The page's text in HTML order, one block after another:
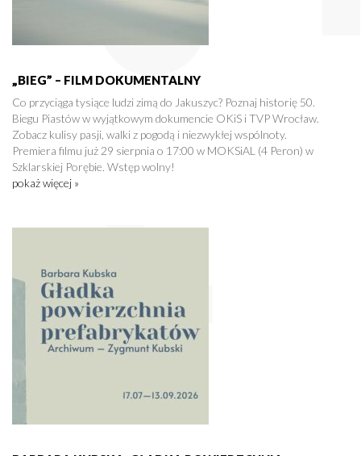
„BIEG” – FILM DOKUMENTALNY
Co przyciąga tysiące ludzi zimą do Jakuszyc? Poznaj historię 50.
Biegu Piastów w wyjątkowym dokumencie OKiS i TVP Wrocław.
Zobacz kulisy pasji, walki z pogodą i niezwykłej wspólnoty.
Premiera filmu już 29 sierpnia o 17:00 w MOKSiAL (4 Peron) w
Szklarskiej Porębie. Wstęp wolny!
pokaż więcej »